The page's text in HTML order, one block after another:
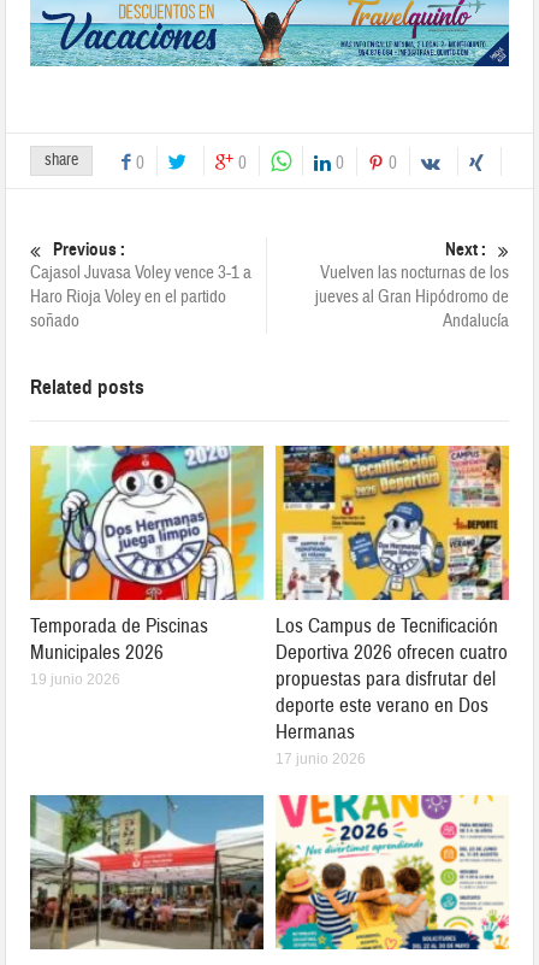
share 0 0 0 0
Previous :
Cajasol Juvasa Voley vence 3-1 a
Haro Rioja Voley en el partido
soñado
Next :
Vuelven las nocturnas de los
jueves al Gran Hipódromo de
Andalucía
Related posts
Temporada de Piscinas
Municipales 2026
19 junio 2026
Los Campus de Tecnificación
Deportiva 2026 ofrecen cuatro
propuestas para disfrutar del
deporte este verano en Dos
Hermanas
17 junio 2026